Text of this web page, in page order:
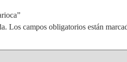
Los campos obligatorios están